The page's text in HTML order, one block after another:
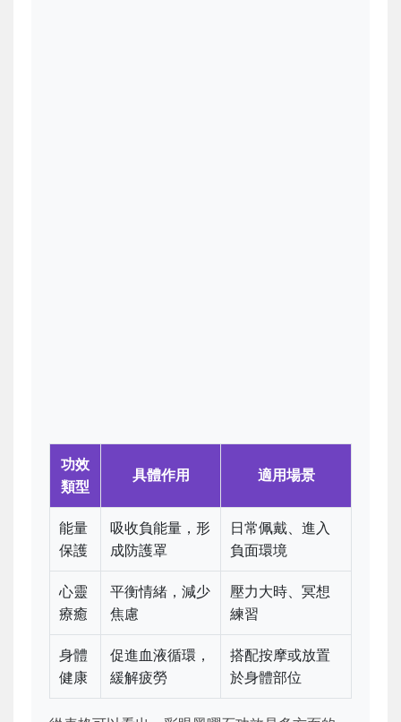
功效
類型
具體作用 適用場景
能量
保護
吸收負能量，形
成防護罩
日常佩戴、進入
負面環境
心靈
療癒
平衡情緒，減少
焦慮
壓力大時、冥想
練習
身體
健康
促進血液循環，
緩解疲勞
搭配按摩或放置
於身體部位